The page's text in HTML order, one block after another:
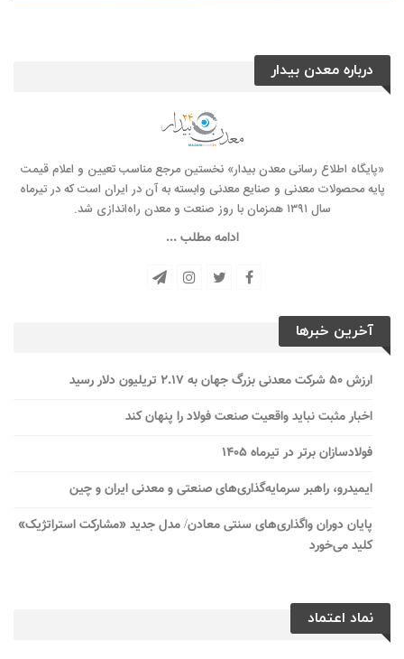
درباره معدن بیدار
«پایگاه اطلاع رسانی معدن بیدار» نخستین مرجع مناسب تعیین و اعلام قیمت
پایه محصولات معدنی و صنایع معدنی وابسته به آن در ایران است که در تیرماه
سال ۱۳۹۱ همزمان با روز صنعت و معدن راه‌‌اندازی شد.
ادامه مطلب ...
آخرین خبرها
ارزش ۵۰ شرکت معدنی بزرگ جهان به ۲.۱۷ تریلیون دلار رسید
اخبار مثبت نباید واقعیت صنعت فولاد را پنهان کند
فولادسازان برتر در تیرماه ۱۴۰۵
ایمیدرو، راهبر سرمایه‌گذاری‌های صنعتی و معدنی ایران و چین
پایان دوران واگذاری‌های سنتی معادن/ مدل جدید «مشارکت استراتژیک»
کلید می‌خورد
نماد اعتماد